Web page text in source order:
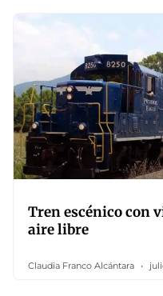
Tren escénico con
aire libre
Claudia Franco Alcántara